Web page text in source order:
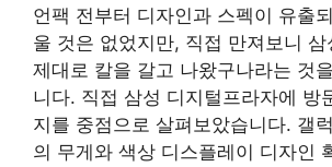
언팩 전부터 디자인과 스펙이 유출
울 것은 없었지만, 직접 만져보니 삼
제대로 칼을 갈고 나왔구나라는 것
니다. 직접 삼성 디지털프라자에 방
지를 중점으로 살펴보았습니다. 갤
의 무게와 색상 디스플레이 디자인